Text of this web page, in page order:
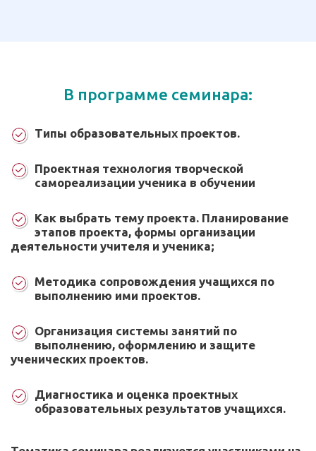
В программе семинара:
Типы образовательных проектов.
Проектная технология творческой
самореализации ученика в обучении
Как выбрать тему проекта. Планирование
этапов проекта, формы организации
деятельности учителя и ученика;
Методика сопровождения учащихся по
выполнению ими проектов.
Организация системы занятий по
выполнению, оформлению и защите
ученических проектов.
Диагностика и оценка проектных
образовательных результатов учащихся.